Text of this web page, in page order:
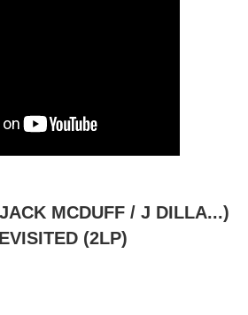
MCDUFF / J DILLA...)
(2LP)